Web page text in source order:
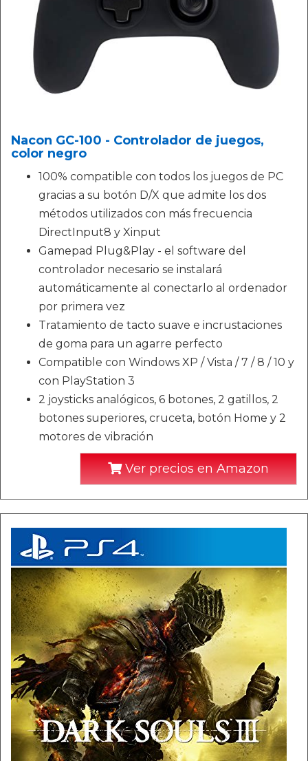
Nacon GC-100 - Controlador de juegos,
color negro
100% compatible con todos los juegos de PC
gracias a su botón D/X que admite los dos
métodos utilizados con más frecuencia
DirectInput8 y Xinput
Gamepad Plug&Play - el software del
controlador necesario se instalará
automáticamente al conectarlo al ordenador
por primera vez
Tratamiento de tacto suave e incrustaciones
de goma para un agarre perfecto
Compatible con Windows XP / Vista / 7 / 8 / 10 y
con PlayStation 3
2 joysticks analógicos, 6 botones, 2 gatillos, 2
botones superiores, cruceta, botón Home y 2
motores de vibración
Ver precios en Amazon